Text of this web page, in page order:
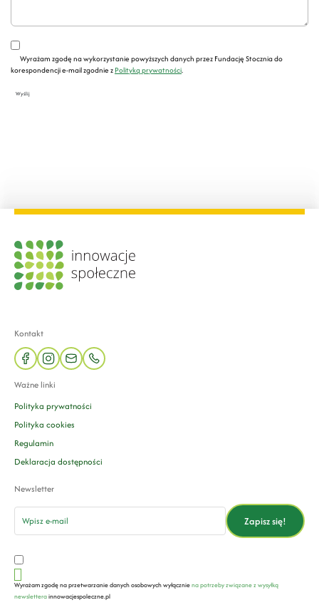
Wyrażam zgodę na wykorzystanie powyższych danych przez Fundację Stocznia do
korespondencji e-mail zgodnie z Polityką prywatności.
Wyślij
Kontakt
facebookinstagram
mail phone
Ważne linki
Polityka prywatności
Polityka cookies
Regulamin
Deklaracja dostępności
Newsletter
email
Zapisz się!
Wyrażam zgodę na przetwarzanie danych osobowych wyłączniena potrzeby związane z wysyłką
newsletterainnowacjespoleczne.pl